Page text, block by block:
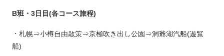
B班・3日目(各コース旅程)
・札幌⇒小樽自由散策⇒京極吹き出し公園⇒洞爺湖汽船(遊覧
船)